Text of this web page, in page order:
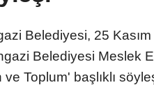
Belediyesi, 25
Belediyesi Meslek
Toplum' başlıklı